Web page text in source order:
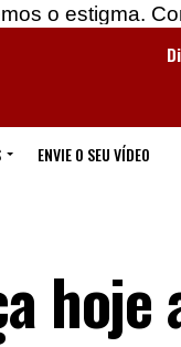
ENVIE O SEU VÍDEO
hoje